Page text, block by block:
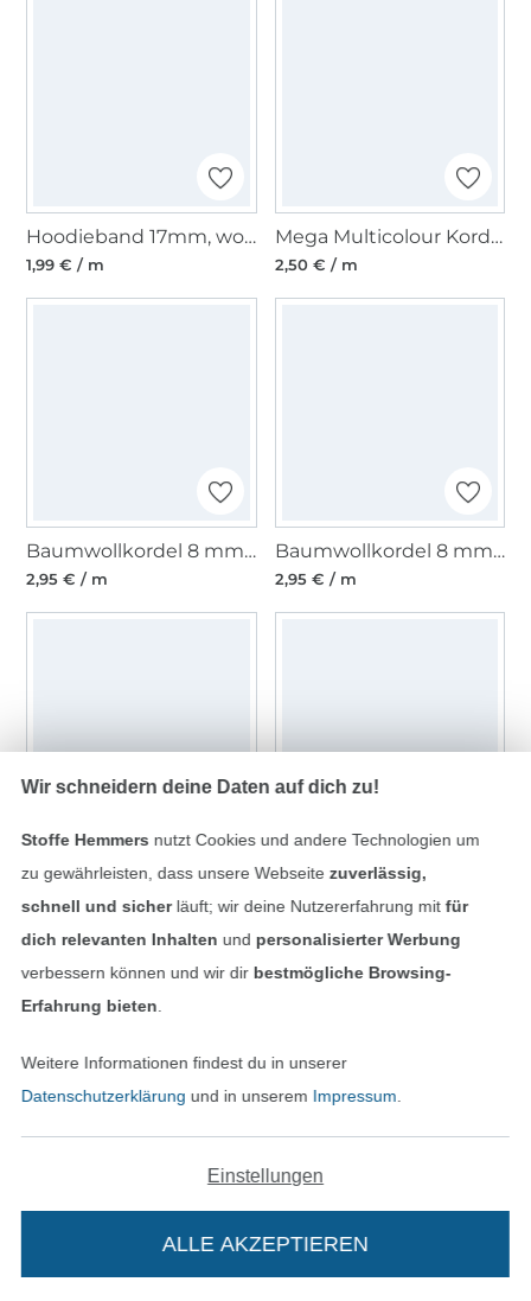
Hoodieband 17mm, wollweiss
1,99 € / m
Mega Multicolour Kordel gedreht, türkis, marine, jeansblau 12mm
2,50 € / m
Baumwollkordel 8 mm, dunkelgrau
2,95 € / m
Baumwollkordel 8 mm, rot
2,95 € / m
Baumwollkordel 8 mm, apfelgrün
Baumwollkordel melange, grau, 5mm
1,95 € / m 0,99 € / m
Wir schneidern deine Daten auf dich zu!
Stoffe Hemmers nutzt Cookies und andere Technologien um
zu gewährleisten, dass unsere Webseite zuverlässig,
schnell und sicherläuft; wir deine Nutzererfahrung mitfür
dich relevanten Inhalten und personalisierter Werbung
verbessern können und wir dir bestmögliche Browsing-
Erfahrung bieten
Weitere Informationen findest du in unserer
Datenschutzerklärung und in unserem Impressum
Einstellungen
ALLE AKZEPTIEREN